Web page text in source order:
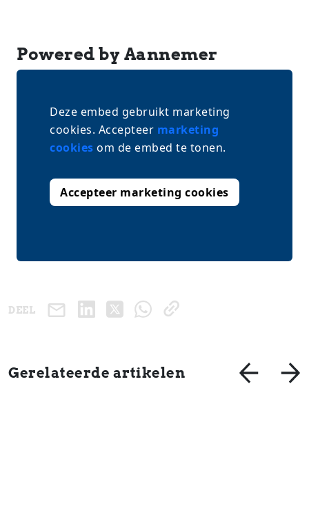
Powered by Aannemer
Deze embed gebruikt marketing
cookies. Accepteer marketing
cookies om de embed te tonen.
Accepteer marketing cookies
DEEL
Gerelateerde artikelen